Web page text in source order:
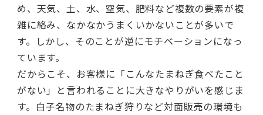
め、天気、土、水、空気、肥料など複数の要素が複
雑に絡み、なかなかうまくいかないことが多いで
す。しかし、そのことが逆にモチベーションになっ
ています。
だからこそ、お客様に「こんなたまねぎ食べたこと
がない」と言われることに大きなやりがいを感じま
す。白子名物のたまねぎ狩りなど対面販売の環境も